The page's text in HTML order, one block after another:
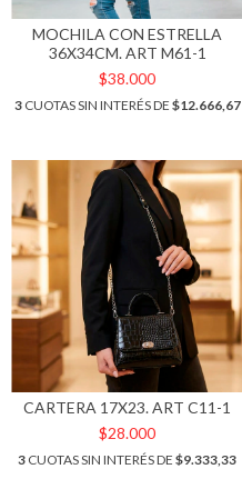
MOCHILA CON ESTRELLA
36X34CM. ART M61-1
$38.000
3CUOTAS SIN INTERÉS DE $12.666,67
CARTERA 17X23. ART C11-1
$28.000
3 CUOTAS SIN INTERÉS DE $9.333,33